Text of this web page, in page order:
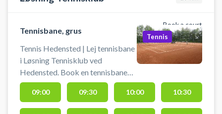
Book a court
Tennisbane, grus
Tennis Hedensted | Lej tennisbane
i Løsning Tennisklub ved
Hedensted. Book en tennisbane
og spil tennis i Løsning på en af de
to grusbaner beliggende i den lille
tennisklub.
Tennis
09:00 09:30 10:00 10:30